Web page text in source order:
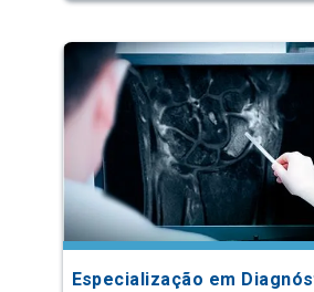
Especialização em